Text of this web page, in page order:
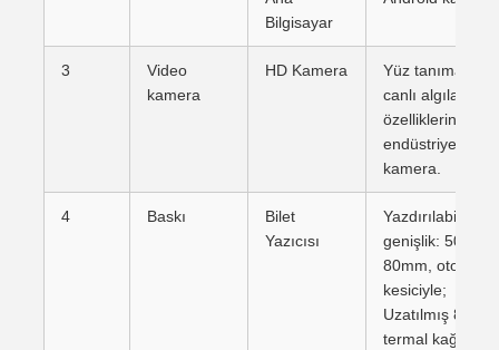
Bilgisayar
3
Video
kamera
HD Kamera
Yüz tanıma ve
canlı algılama
özelliklerine
endüstriyel HD
kamera.
4 Baskı
Bilet
Yazıcısı
Yazdırılabilir
genişlik: 50mm-
80mm, otomatik
kesiciyle;
Uzatılmış 80mm
termal kağıt